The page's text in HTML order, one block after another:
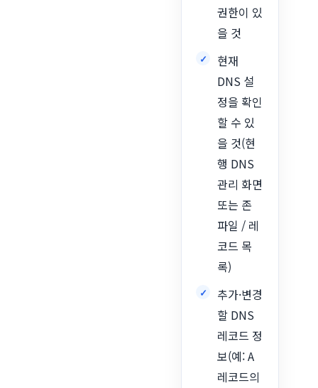
권한이 있
을 것
현재
DNS 설
정을 확인
할 수 있
을 것(현
행 DNS
관리 화면
또는 존
파일 / 레
코드 목
록)
추가·변경
할 DNS
레코드 정
보(예: A
레코드의